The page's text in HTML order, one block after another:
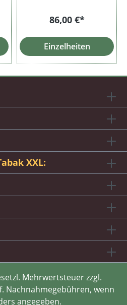
86,00 €*
Einzelheiten
XXL:
Mehrwertsteuer zzgl.
Nachnahmegebühren, wenn
angegeben.